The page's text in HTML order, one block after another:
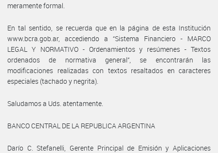
meramente formal.
En tal sentido, se recuerda que en la página de esta Institución
www.bcra.gob.ar, accediendo a “Sistema Financiero - MARCO
LEGAL Y NORMATIVO - Ordenamientos y resúmenes - Textos
ordenados de normativa general”, se encontrarán las
modificaciones realizadas con textos resaltados en caracteres
especiales (tachado y negrita).
Saludamos a Uds. atentamente.
BANCO CENTRAL DE LA REPUBLICA ARGENTINA
Darío C. Stefanelli, Gerente Principal de Emisión y Aplicaciones